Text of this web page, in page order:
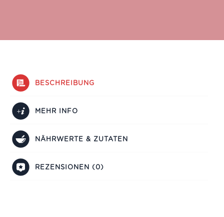
BESCHREIBUNG
MEHR INFO
NÄHRWERTE & ZUTATEN
REZENSIONEN (0)